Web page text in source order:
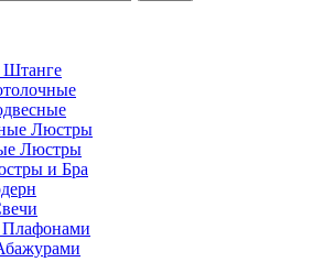
Люстры
Люстры
и Бра
Плафонами